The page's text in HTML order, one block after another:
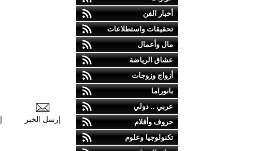
أخبار الفن
تحقيقات واستطلاعات
مال وأعمال
عشاق الرياضة
أزواج وزوجات
بانوراما
عربي .. دولي
حروف وأقلام
تكنولوجيا وعلوم
إرسل الخبر